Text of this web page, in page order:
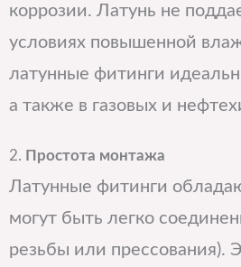
коррозии. Латунь не
условиях повышенной
латунные фитинги
а также в газовых и
2. Простота монтажа
Латунные фитинги
могут быть легко
резьбы или прессования).